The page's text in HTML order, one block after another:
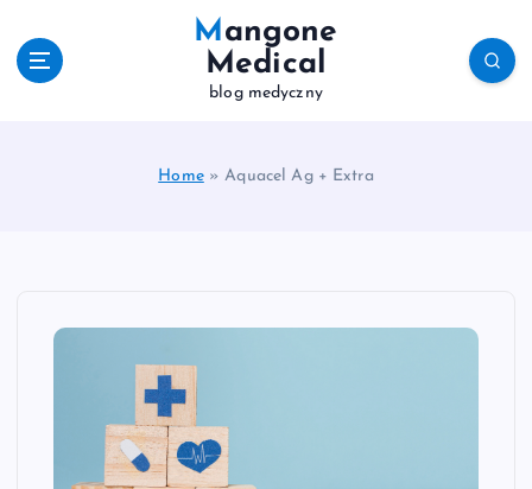
Mangone
Medical
blog medyczny
Home»Aquacel Ag + Extra